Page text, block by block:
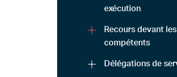
exécution
Recours devant
compétents
Délégations de